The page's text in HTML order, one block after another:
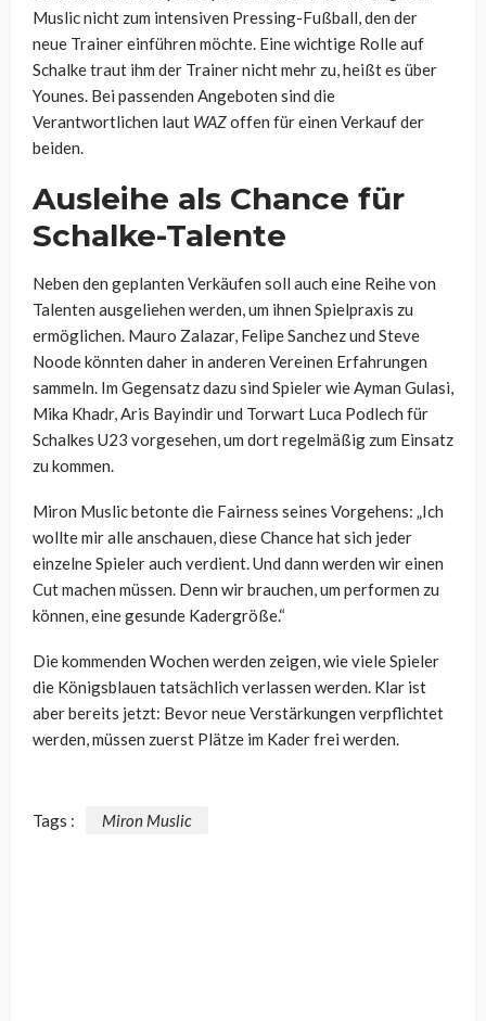
Muslic nicht zum intensiven Pressing-Fußball, den der
neue Trainer einführen möchte. Eine wichtige Rolle auf
Schalke traut ihm der Trainer nicht mehr zu, heißt es über
Younes. Bei passenden Angeboten sind die
Verantwortlichen laut WAZoffen für einen Verkauf der
beiden.
Ausleihe als Chance für
Schalke-Talente
Neben den geplanten Verkäufen soll auch eine Reihe von
Talenten ausgeliehen werden, um ihnen Spielpraxis zu
ermöglichen. Mauro Zalazar, Felipe Sanchez und Steve
Noode könnten daher in anderen Vereinen Erfahrungen
sammeln. Im Gegensatz dazu sind Spieler wie Ayman Gulasi,
Mika Khadr, Aris Bayindir und Torwart Luca Podlech für
Schalkes U23 vorgesehen, um dort regelmäßig zum Einsatz
zu kommen.
Miron Muslic betonte die Fairness seines Vorgehens: „Ich
wollte mir alle anschauen, diese Chance hat sich jeder
einzelne Spieler auch verdient. Und dann werden wir einen
Cut machen müssen. Denn wir brauchen, um performen zu
können, eine gesunde Kadergröße.“
Die kommenden Wochen werden zeigen, wie viele Spieler
die Königsblauen tatsächlich verlassen werden. Klar ist
aber bereits jetzt: Bevor neue Verstärkungen verpflichtet
werden, müssen zuerst Plätze im Kader frei werden.
Tags : Miron Muslic